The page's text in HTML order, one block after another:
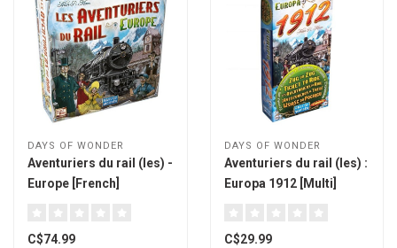
DAYS OF WONDER
Aventuriers du rail (les) -
Europe [French]
C$74.99
DAYS OF WONDER
Aventuriers du rail (les) :
Europa 1912 [Multi]
C$29.99